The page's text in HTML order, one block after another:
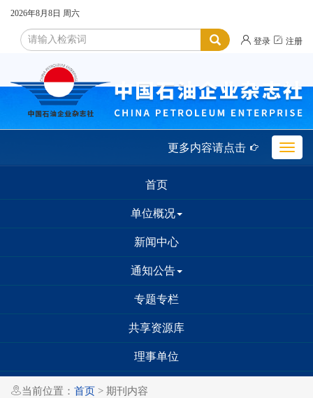
2026年8月8日 周六
 登录  注册
Toggle
更多内容请点击 
首页
单位概况
新闻中心
通知公告
专题专栏
共享资源库
理事单位
当前位置： 首页 > 期刊内容